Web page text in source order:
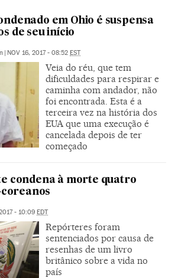
em Ohio é suspensa
de seu início
| NOV 16, 2017 - 08:52 EST
Veia do réu, que tem
dificuldades para respirar e
caminha com andador, não
foi encontrada. Esta é a
terceira vez na história dos
EUA que uma execução é
cancelada depois de ter
começado
condena à morte quatro
- 10:09 EDT
Repórteres foram
sentenciados por causa de
resenhas de um livro
britânico sobre a vida no
país